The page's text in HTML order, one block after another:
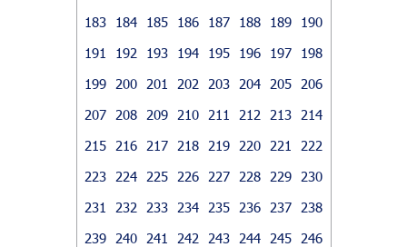
183
184 185 186 187 188 189
190
191
192 193 194 195 196 197
198
199
200 201 202 203 204 205
206
207
208 209 210 211 212 213
214
215
216 217 218 219 220 221
222
223
224 225 226 227 228 229
230
231
232 233 234 235 236 237
238
239
240 241 242 243 244 245
246